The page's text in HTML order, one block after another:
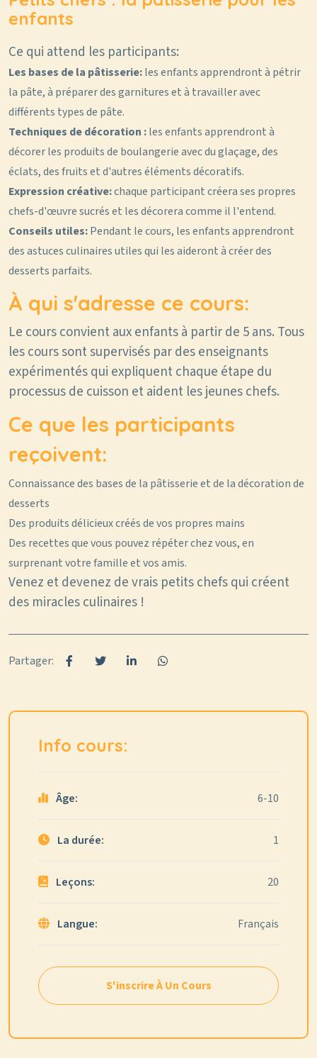
enfants
Ce qui attend les participants:
Les bases de la pâtisserie:les enfants apprendront à pétrir
la pâte, à préparer des garnitures et à travailler avec
différents types de pâte.
Techniques de décoration :les enfants apprendront à
décorer les produits de boulangerie avec du glaçage, des
éclats, des fruits et d'autres éléments décoratifs.
Expression créative:chaque participant créera ses propres
chefs-d'œuvre sucrés et les décorera comme il l'entend.
Conseils utiles:Pendant le cours, les enfants apprendront
des astuces culinaires utiles qui les aideront à créer des
desserts parfaits.
À qui s'adresse ce cours:
Le cours convient aux enfants à partir de 5 ans. Tous
les cours sont supervisés par des enseignants
expérimentés qui expliquent chaque étape du
processus de cuisson et aident les jeunes chefs.
Ce que les participants
reçoivent:
Connaissance des bases de la pâtisserie et de la décoration de
desserts
Des produits délicieux créés de vos propres mains
Des recettes que vous pouvez répéter chez vous, en
surprenant votre famille et vos amis.
Venez et devenez de vrais petits chefs qui créent
des miracles culinaires !
Partager:
Info cours:
Âge: 6-10
La durée: 1
Leçons: 20
Langue: Français
S'inscrire À Un Cours